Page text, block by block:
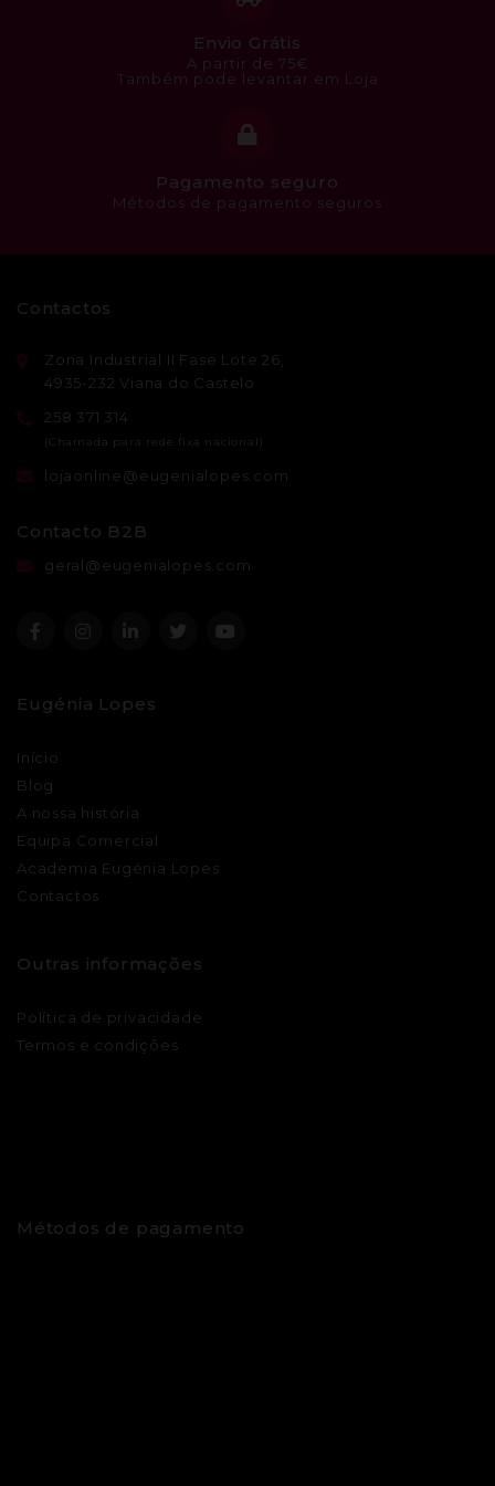
Envio Grátis
A partir de 75€
Também pode levantar em Loja
Pagamento seguro
Métodos de pagamento seguros
Contactos
Zona Industrial II Fase Lote 26,
4935-232 Viana do Castelo
258 371 314
lojaonline@eugenialopes.com
Contacto B2B
geral@eugenialopes.com
Eugénia Lopes
Início
Blog
A nossa história
Equipa Comercial
Academia Eugénia Lopes
Contactos
Outras informações
Política de privacidade
Termos e condições
Métodos de pagamento